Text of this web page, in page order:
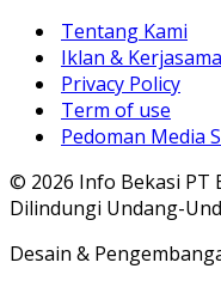
Tentang Kami
Iklan & Kerjasama
Privacy Policy
Term of use
Pedoman Media
© 2026 Info Bekasi PT
Dilindungi Undang-
Desain &